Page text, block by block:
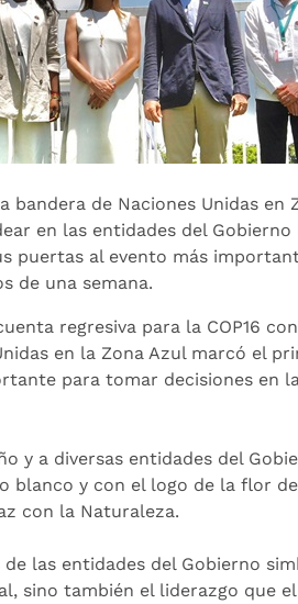
de Naciones Unidas en
en las entidades del Gobierno
puertas al evento más
de una semana.
regresiva para la COP16
en la Zona Azul marcó el
para tomar decisiones en
y a diversas entidades del
blanco y con el logo de la flor
con la Naturaleza.
las entidades del Gobierno
sino también el liderazgo que